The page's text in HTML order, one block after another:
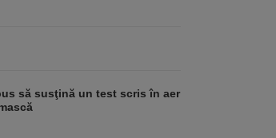
să susţină un test scris în aer